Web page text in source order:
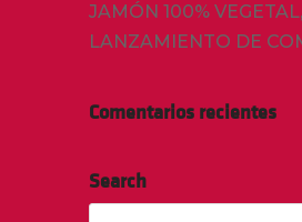
JAMÓN 100%
LANZAMIENTO DE
Comentarios recientes
Search